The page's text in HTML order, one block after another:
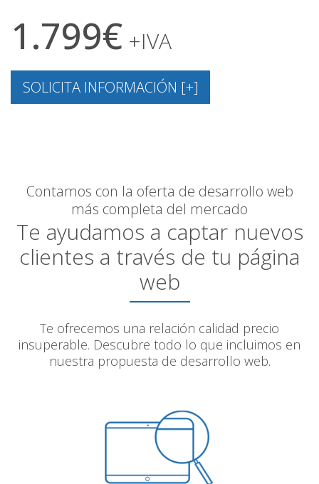
1.799€ +IVA
SOLICITA INFORMACIÓN [+]
Contamos con la oferta de desarrollo web
más completa del mercado
Te ayudamos a captar nuevos
clientes a través de tu página
web
Te ofrecemos una relación calidad precio
insuperable. Descubre todo lo que incluimos en
nuestra propuesta de desarrollo web.